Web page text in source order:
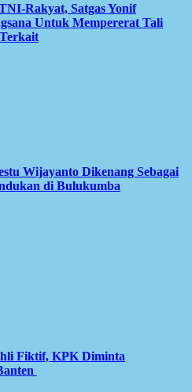
Rakyat, Satgas Yonif
Untuk Mempererat Tali
Wijayanto Dikenang Sebagai
di Bulukumba
Fiktif, KPK Diminta